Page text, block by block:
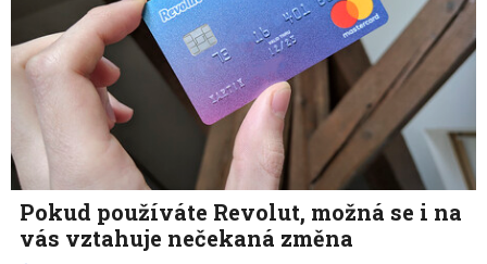
Pokud používáte Revolut, možná se i na
vás vztahuje nečekaná změna